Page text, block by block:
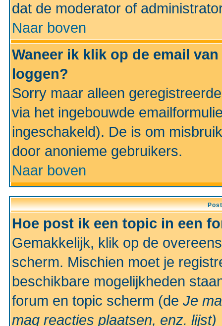
dat de moderator of
Naar boven
Waneer ik klik op de email
loggen?
Sorry maar alleen
via het ingebouwde
ingeschakeld). De is om
door anonieme gebruikers.
Naar boven
Hoe post ik een topic in een
Gemakkelijk, klik op de
scherm. Mischien moet je
beschikbare mogelijkheden
forum en topic scherm (de Je
mag reacties plaatsen, enz. lijst)